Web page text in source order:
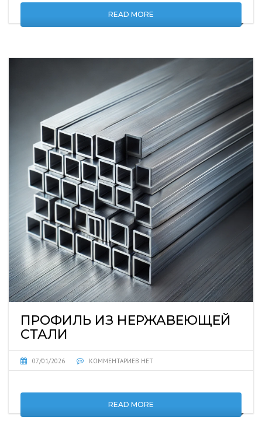
READ MORE
ПРОФИЛЬ ИЗ НЕРЖАВЕЮЩЕЙ
СТАЛИ
07/01/2026 КОММЕНТАРИЕВ НЕТ
READ MORE